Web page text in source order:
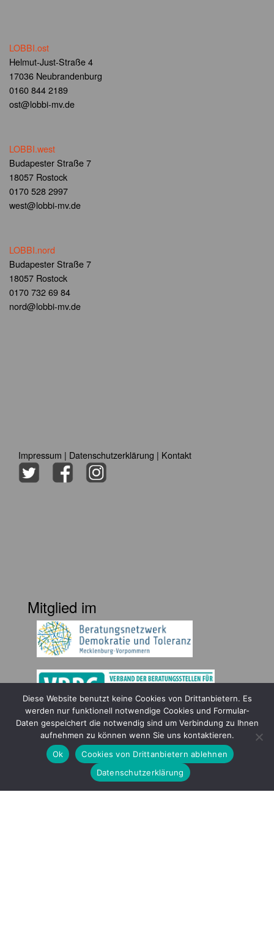
LOBBI.ost
Helmut-Just-Straße 4
17036 Neubrandenburg
0160 844 2189
ost@lobbi-mv.de
LOBBI.west
Budapester Straße 7
18057 Rostock
0170 528 2997
west@lobbi-mv.de
LOBBI.nord
Budapester Straße 7
18057 Rostock
0170 732 69 84
nord@lobbi-mv.de
Impressum | Datenschutzerklärung | Kontakt
Mitglied im
Gefördert durch
Diese Website benutzt keine Cookies von Drittanbietern. Es
werden nur funktionell notwendige Cookies und Formular-
Daten gespeichert die notwendig sind um Verbindung zu Ihnen
aufnehmen zu können wenn Sie uns kontaktieren.
Ok
Cookies von Drittanbietern ablehnen
Datenschutzerklärung